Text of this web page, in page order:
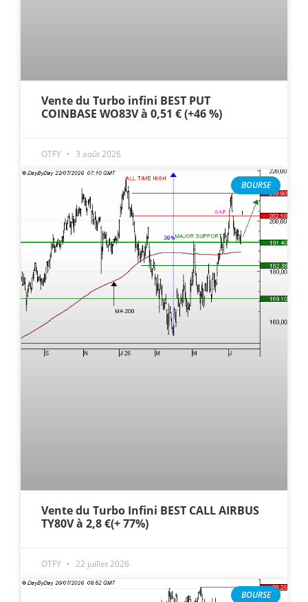
Vente du Turbo infini BEST PUT
COINBASE WO83V à 0,51 € (+46 %)
OTFY 3 août 2026
BOURSE
Vente du Turbo Infini BEST CALL AIRBUS
TY80V à 2,8 €(+ 77%)
OTFY 22 juillet 2026
BOURSE